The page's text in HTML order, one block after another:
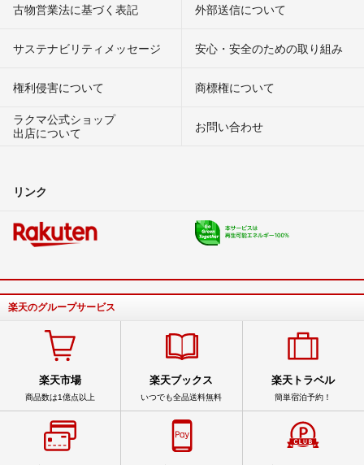
古物営業法に基づく表記 外部送信について
サステナビリティメッセージ 安心・安全のための取り組み
権利侵害について
商標権について
ラクマ公式ショップ
出店について
お問い合わせ
リンク
楽天のグループサービス
楽天市場
商品数は1億点以上
楽天ブックス
いつでも全品送料無料
楽天トラベル
簡単宿泊予約！